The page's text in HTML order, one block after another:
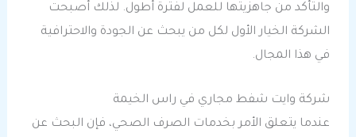
والتأكد من جاهزيتها للعمل لفترة أطول. لذلك أصبحت
الشركة الخيار الأول لكل من يبحث عن الجودة والاحترافية
في هذا المجال.
شركة وايت شفط مجاري في راس الخيمة
عندما يتعلق الأمر بخدمات الصرف الصحي، فإن البحث عن